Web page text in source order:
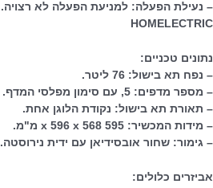
– נעילת הפעלה: למניעת הפעלה לא רצויה.
HOMELECTRIC
נתונים טכניים:
– נפח תא בישול: 76 ליטר.
– מספר מדפים: 5, עם סימון מפלסי המדף.
– תאורת תא בישול: נקודת הלוגן אחת.
– מידות המכשיר: 595 x 596 x 568 מ"מ.
– גימור: שחור אובסידיאן עם ידית נירוסטה.
אביזרים כלולים: